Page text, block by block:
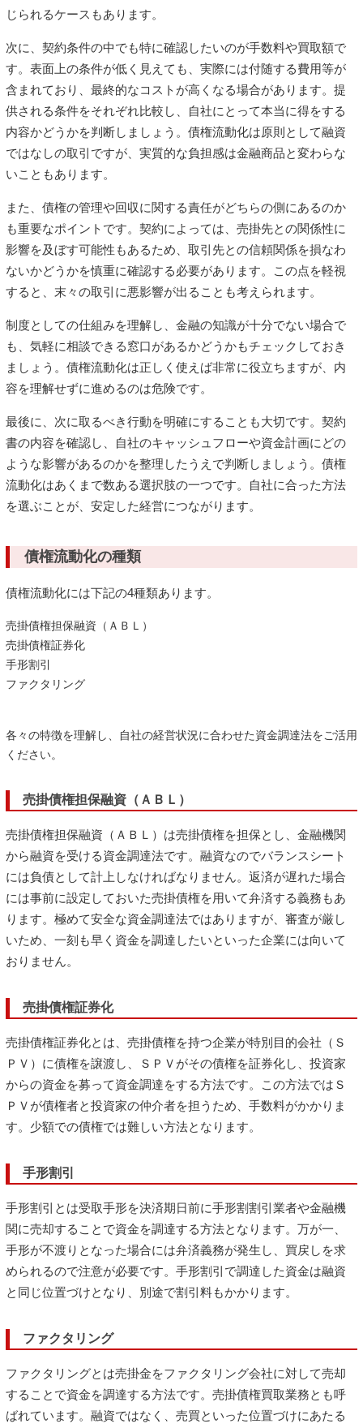
じられるケースもあります。
次に、契約条件の中でも特に確認したいのが手数料や買取額で
す。表面上の条件が低く見えても、実際には付随する費用等が
含まれており、最終的なコストが高くなる場合があります。提
供される条件をそれぞれ比較し、自社にとって本当に得をする
内容かどうかを判断しましょう。債権流動化は原則として融資
ではなしの取引ですが、実質的な負担感は金融商品と変わらな
いこともあります。
また、債権の管理や回収に関する責任がどちらの側にあるのか
も重要なポイントです。契約によっては、売掛先との関係性に
影響を及ぼす可能性もあるため、取引先との信頼関係を損なわ
ないかどうかを慎重に確認する必要があります。この点を軽視
すると、末々の取引に悪影響が出ることも考えられます。
制度としての仕組みを理解し、金融の知識が十分でない場合で
も、気軽に相談できる窓口があるかどうかもチェックしておき
ましょう。債権流動化は正しく使えば非常に役立ちますが、内
容を理解せずに進めるのは危険です。
最後に、次に取るべき行動を明確にすることも大切です。契約
書の内容を確認し、自社のキャッシュフローや資金計画にどの
ような影響があるのかを整理したうえで判断しましょう。債権
流動化はあくまで数ある選択肢の一つです。自社に合った方法
を選ぶことが、安定した経営につながります。
債権流動化の種類
債権流動化には下記の4種類あります。
売掛債権担保融資（ＡＢＬ）
売掛債権証券化
手形割引
ファクタリング
各々の特徴を理解し、自社の経営状況に合わせた資金調達法をご活用
ください。
売掛債権担保融資（ＡＢＬ）
売掛債権担保融資（ＡＢＬ）は売掛債権を担保とし、金融機関
から融資を受ける資金調達法です。融資なのでバランスシート
には負債として計上しなければなりません。返済が遅れた場合
には事前に設定しておいた売掛債権を用いて弁済する義務もあ
ります。極めて安全な資金調達法ではありますが、審査が厳し
いため、一刻も早く資金を調達したいといった企業には向いて
おりません。
売掛債権証券化
売掛債権証券化とは、売掛債権を持つ企業が特別目的会社（Ｓ
ＰＶ）に債権を譲渡し、ＳＰＶがその債権を証券化し、投資家
からの資金を募って資金調達をする方法です。この方法ではＳ
ＰＶが債権者と投資家の仲介者を担うため、手数料がかかりま
す。少額での債権では難しい方法となります。
手形割引
手形割引とは受取手形を決済期日前に手形割割引業者や金融機
関に売却することで資金を調達する方法となります。万が一、
手形が不渡りとなった場合には弁済義務が発生し、買戻しを求
められるので注意が必要です。手形割引で調達した資金は融資
と同じ位置づけとなり、別途で割引料もかかります。
ファクタリング
ファクタリングとは売掛金をファクタリング会社に対して売却
することで資金を調達する方法です。売掛債権買取業務とも呼
ばれています。融資ではなく、売買といった位置づけにあたる